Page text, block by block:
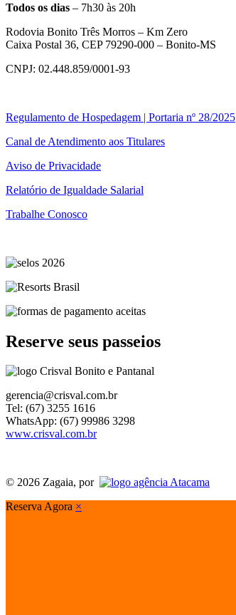
Todos os dias – 7h30 às 20h
Rodovia Bonito Três Morros – Km Zero
Caixa Postal 36, CEP 79290-000 – Bonito-MS
CNPJ: 02.448.859/0001-93
Regulamento de Hospedagem | Portaria nº 28/2025
Canal de Atendimento aos Titulares
Aviso de Privacidade
Relatório de Igualdade Salarial
Trabalhe Conosco
Reserve seus passeios
gerencia@crisval.com.br
Tel: (67) 3255 1616
WhatsApp: (67) 99986 3298
www.crisval.com.br
© 2026 Zagaia, por
Reserva Agora ×